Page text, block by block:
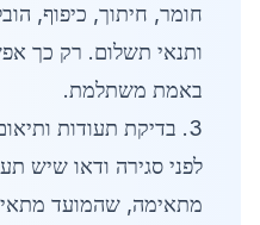
חומר, חיתוך, כיפוף,
ותנאי תשלום. רק כך
באמת משתלמת.
3. בדיקת תעודות ותיאום אספקה
לפני סגירה ודאו שיש
מתאימה, שהמועד